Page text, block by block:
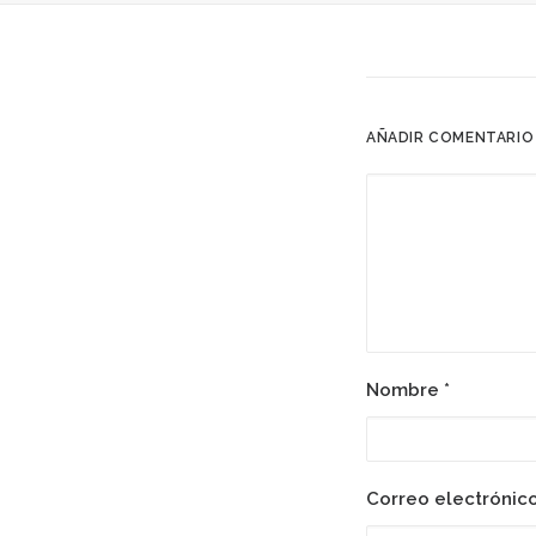
AÑADIR COMENTARIO
Nombre *
Correo